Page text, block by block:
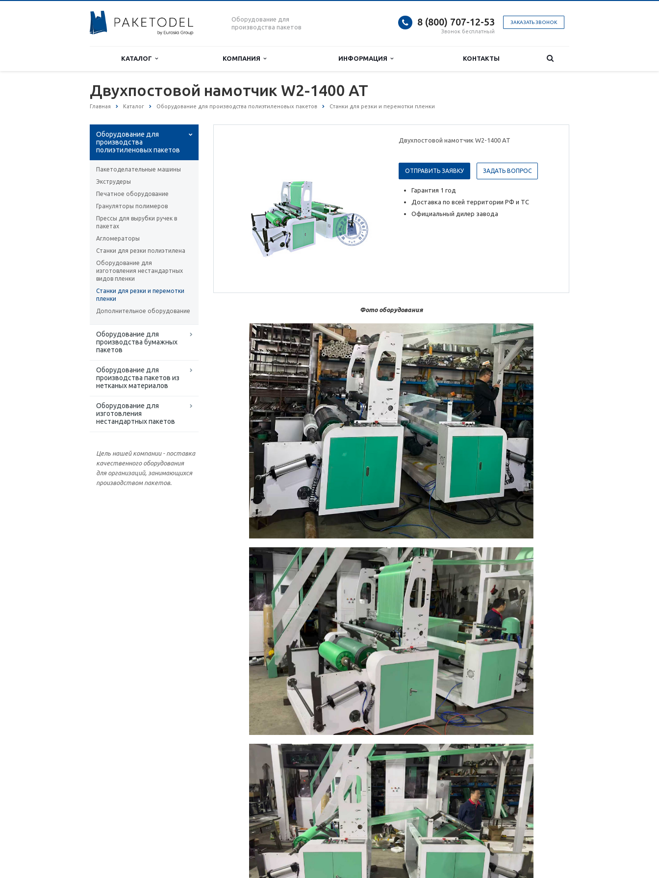
Оборудование для
производства пакетов
ЗАКАЗАТЬ ЗВОНОК
8 (800) 707-12-53
Звонок бесплатный
КАТАЛОГ КОМПАНИЯ ИНФОРМАЦИЯ КОНТАКТЫ
Двухпостовой намотчик W2-1400 AT
Главная Каталог Оборудование для производства полиэтиленовых пакетов Станки для резки и перемотки пленки
Оборудование для
производства
полиэтиленовых пакетов
Пакетоделательные машины
Экструдеры
Печатное оборудование
Грануляторы полимеров
Прессы для вырубки ручек в
пакетах
Агломераторы
Станки для резки полиэтилена
Оборудование для
изготовления нестандартных
видов пленки
Станки для резки и перемотки
пленки
Дополнительное оборудование
Оборудование для
производства бумажных
пакетов
Оборудование для
производства пакетов из
нетканых материалов
Оборудование для
изготовления
нестандартных пакетов
Цель нашей компании - поставка
качественного оборудования
для организаций, занимающихся
производством пакетов.
Двухпостовой намотчик W2-1400 AT
ОТПРАВИТЬ ЗАЯВКУ ЗАДАТЬ ВОПРОС
Гарантия 1 год
Доставка по всей территории РФ и ТС
Официальный дилер завода
Фото оборудования